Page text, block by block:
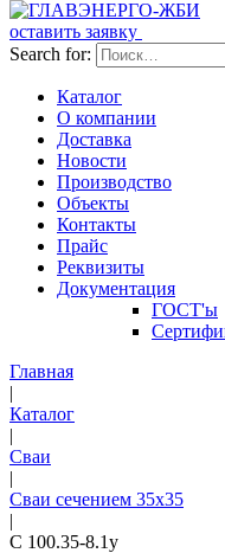
оставить заявку
Search for:
Каталог
О компании
Доставка
Новости
Производство
Объекты
Контакты
Прайс
Реквизиты
Документация
ГОСТ'ы
Главная
|
Каталог
|
Сваи
|
Сваи сечением 35х35
|
С 100.35-8.1у